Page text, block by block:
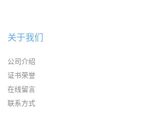
关于我们
公司介绍
证书荣誉
在线留言
联系方式